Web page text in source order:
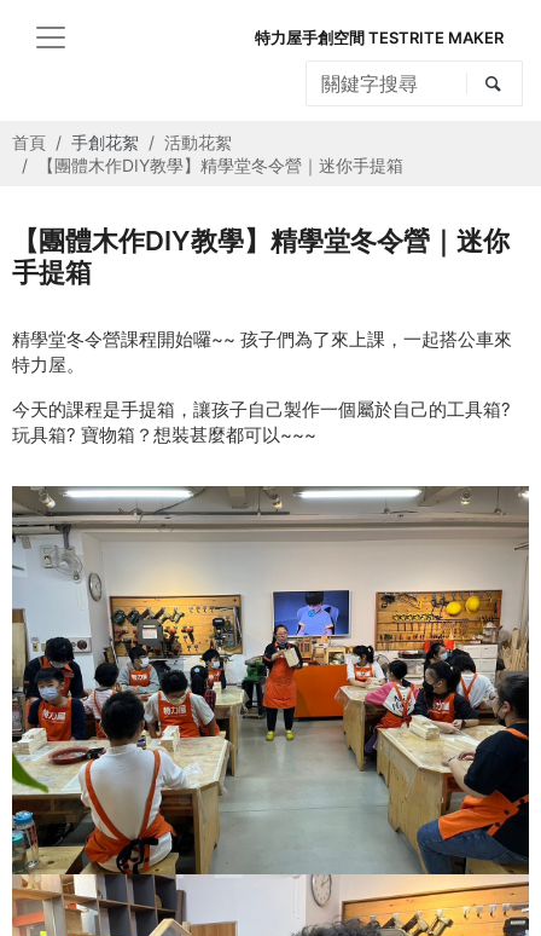
特力屋手創空間 TESTRITE MAKER
首頁 手創花絮
活動花絮
【團體木作DIY教學】精學堂冬令營｜迷你手提箱
【團體木作DIY教學】精學堂冬令營｜迷你
手提箱
精學堂冬令營課程開始囉~~ 孩子們為了來上課，一起搭公車來
特力屋。
今天的課程是手提箱，讓孩子自己製作一個屬於自己的工具箱?
玩具箱? 寶物箱？想裝甚麼都可以~~~